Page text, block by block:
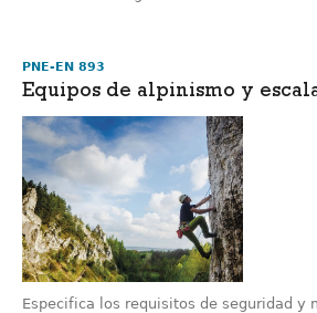
PNE-EN 893
Equipos de alpinismo y
Especifica los requisitos de seguridad y